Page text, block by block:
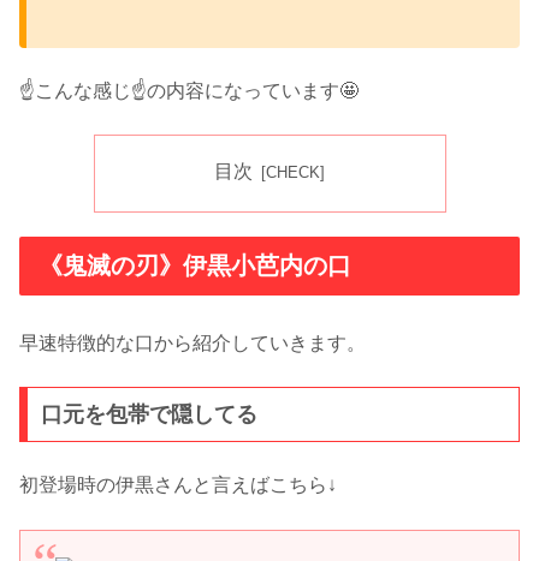
☝️こんな感じ☝️の内容になっています🤩
目次
《鬼滅の刃》伊黒小芭内の口
早速特徴的な口から紹介していきます。
口元を包帯で隠してる
初登場時の伊黒さんと言えばこちら↓